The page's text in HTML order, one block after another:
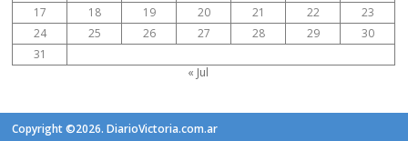
17
18 19 20 21 22
23
24
25 26 27 28 29
30
31
« Jul
Copyright ©2026. DiarioVictoria.com.ar